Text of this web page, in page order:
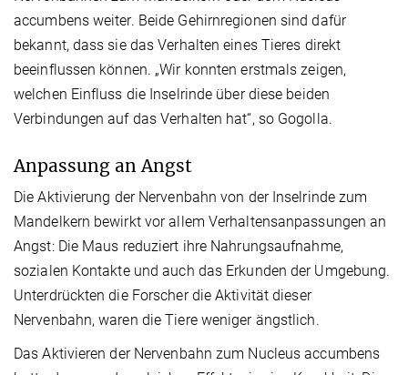
accumbens weiter. Beide Gehirnregionen sind dafür
bekannt, dass sie das Verhalten eines Tieres direkt
beeinflussen können. „Wir konnten erstmals zeigen,
welchen Einfluss die Inselrinde über diese beiden
Verbindungen auf das Verhalten hat“, so Gogolla.
Anpassung an Angst
Die Aktivierung der Nervenbahn von der Inselrinde zum
Mandelkern bewirkt vor allem Verhaltensanpassungen an
Angst: Die Maus reduziert ihre Nahrungsaufnahme,
sozialen Kontakte und auch das Erkunden der Umgebung.
Unterdrückten die Forscher die Aktivität dieser
Nervenbahn, waren die Tiere weniger ängstlich.
Das Aktivieren der Nervenbahn zum Nucleus accumbens